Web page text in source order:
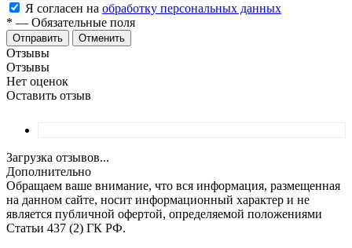
Я согласен на обработку персональных данных
* — Обязательные поля
Отменить
Отзывы
Отзывы
Нет оценок
Оставить отзыв
Загрузка отзывов...
Дополнительно
Обращаем ваше внимание, что вся информация, размещенная
на данном сайте, носит информационный характер и не
является публичной офертой, определяемой положениями
Статьи 437 (2) ГК РФ.